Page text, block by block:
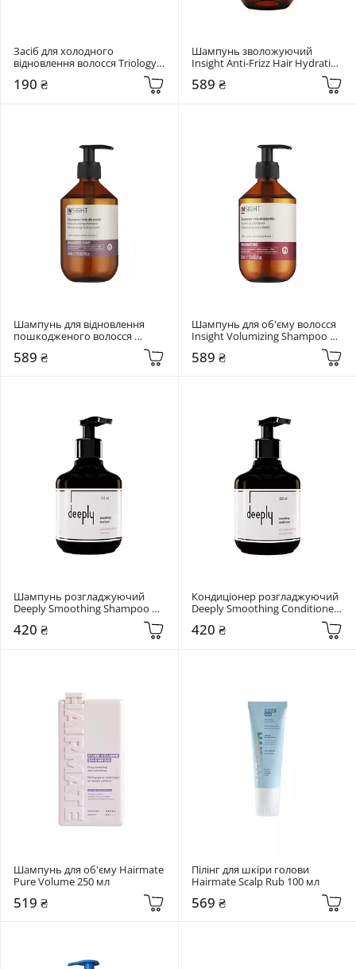
Засіб для холодного
відновлення волосся Triology.
190 ₴
Шампунь зволожуючий
Insight Anti-Frizz Hair Hydrating
589 ₴
Шампунь для відновлення
пошкодженого волосся
Shampoo 350 мл
589 ₴
Шампунь для об'єму волосся
Insight Volumizing Shampoo
589 ₴
Шампунь розгладжуючий
Deeply Smoothing Shampoo
420 ₴
Кондиціонер розгладжуючий
Deeply Smoothing Conditioner
420 ₴
Шампунь для об'єму Hairmate
Pure Volume 250 мл
519 ₴
Пілінг для шкіри голови
Hairmate Scalp Rub 100 мл
569 ₴